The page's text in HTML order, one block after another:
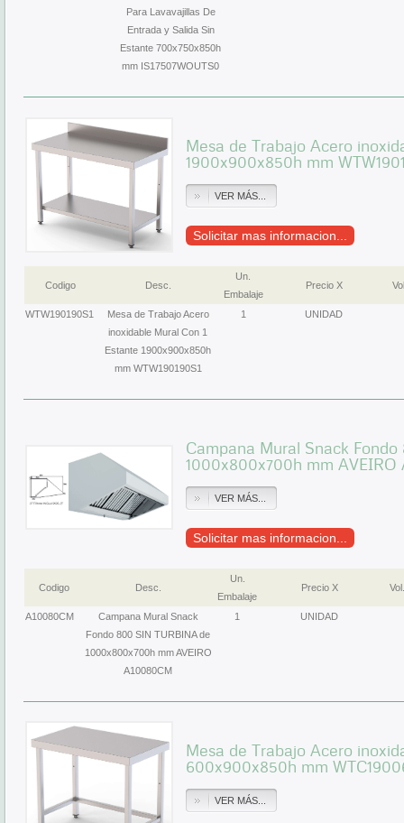
Para Lavavajillas De
Entrada y Salida Sin
Estante 700x750x850h
mm IS17507WOUTS0
Mesa de Trabajo Acero
1900x900x850h mm
VER MÁS...
Solicitar mas informacion...
Codigo Desc.
Un.
Embalaje
Precio X
WTW190190S1
Mesa de Trabajo Acero
inoxidable Mural Con 1
Estante 1900x900x850h
mm WTW190190S1
1 UNIDAD
Campana Mural Snack
1000x800x700h mm AVEIRO
VER MÁS...
Solicitar mas informacion...
Codigo Desc.
Un.
Embalaje
Precio X Vol.
A10080CM
Campana Mural Snack
Fondo 800 SIN TURBINA de
1000x800x700h mm AVEIRO
A10080CM
1 UNIDAD
Mesa de Trabajo Acero
600x900x850h mm
VER MÁS...